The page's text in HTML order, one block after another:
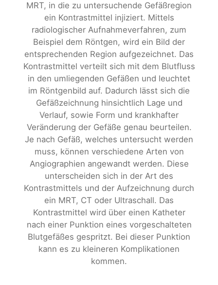
MRT, in die zu untersuchende Gefäßregion
ein Kontrastmittel injiziert. Mittels
radiologischer Aufnahmeverfahren, zum
Beispiel dem Röntgen, wird ein Bild der
entsprechenden Region aufgezeichnet. Das
Kontrastmittel verteilt sich mit dem Blutfluss
in den umliegenden Gefäßen und leuchtet
im Röntgenbild auf. Dadurch lässt sich die
Gefäßzeichnung hinsichtlich Lage und
Verlauf, sowie Form und krankhafter
Veränderung der Gefäße genau beurteilen.
Je nach Gefäß, welches untersucht werden
muss, können verschiedene Arten von
Angiographien angewandt werden. Diese
unterscheiden sich in der Art des
Kontrastmittels und der Aufzeichnung durch
ein MRT, CT oder Ultraschall. Das
Kontrastmittel wird über einen Katheter
nach einer Punktion eines vorgeschalteten
Blutgefäßes gespritzt. Bei dieser Punktion
kann es zu kleineren Komplikationen
kommen.